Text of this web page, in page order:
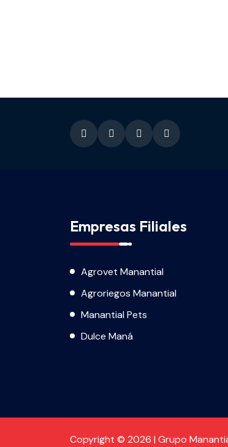
Empresas Filiales
Agrovet Manantial
Agroriegos Manantial
Manantial Pets
Dulce Maná
Copyright © 2026 | Grupo